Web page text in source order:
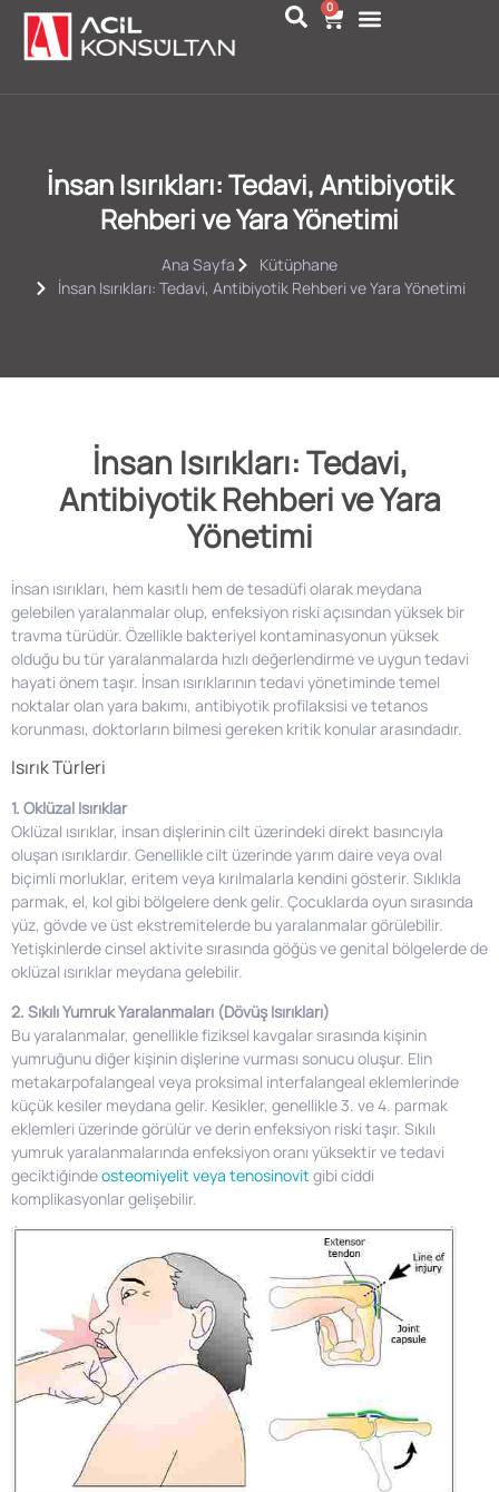
0
İnsan Isırıkları: Tedavi, Antibiyotik
Rehberi ve Yara Yönetimi
Ana Sayfa
Kütüphane
İnsan Isırıkları: Tedavi, Antibiyotik Rehberi ve Yara Yönetimi
İnsan Isırıkları: Tedavi,
Antibiyotik Rehberi ve Yara
Yönetimi
İnsan ısırıkları, hem kasıtlı hem de tesadüfi olarak meydana
gelebilen yaralanmalar olup, enfeksiyon riski açısından yüksek bir
travma türüdür. Özellikle bakteriyel kontaminasyonun yüksek
olduğu bu tür yaralanmalarda hızlı değerlendirme ve uygun tedavi
hayati önem taşır. İnsan ısırıklarının tedavi yönetiminde temel
noktalar olan yara bakımı, antibiyotik profilaksisi ve tetanos
korunması, doktorların bilmesi gereken kritik konular arasındadır.
Isırık Türleri
1. Oklüzal Isırıklar
Oklüzal ısırıklar, insan dişlerinin cilt üzerindeki direkt basıncıyla
oluşan ısırıklardır. Genellikle cilt üzerinde yarım daire veya oval
biçimli morluklar, eritem veya kırılmalarla kendini gösterir. Sıklıkla
parmak, el, kol gibi bölgelere denk gelir. Çocuklarda oyun sırasında
yüz, gövde ve üst ekstremitelerde bu yaralanmalar görülebilir.
Yetişkinlerde cinsel aktivite sırasında göğüs ve genital bölgelerde de
oklüzal ısırıklar meydana gelebilir.
2. Sıkılı Yumruk Yaralanmaları (Dövüş Isırıkları)
Bu yaralanmalar, genellikle fiziksel kavgalar sırasında kişinin
yumruğunu diğer kişinin dişlerine vurması sonucu oluşur. Elin
metakarpofalangeal veya proksimal interfalangeal eklemlerinde
küçük kesiler meydana gelir. Kesikler, genellikle 3. ve 4. parmak
eklemleri üzerinde görülür ve derin enfeksiyon riski taşır. Sıkılı
yumruk yaralanmalarında enfeksiyon oranı yüksektir ve tedavi
geciktiğindeosteomiyelit veya tenosinovit gibi ciddi
komplikasyonlar gelişebilir.